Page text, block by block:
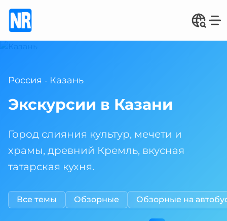
Россия - Казань
Экскурсии в Казани
Город слияния культур, мечети и
храмы, древний Кремль, вкусная
татарская кухня.
Все темы Обзорные Обзорные на